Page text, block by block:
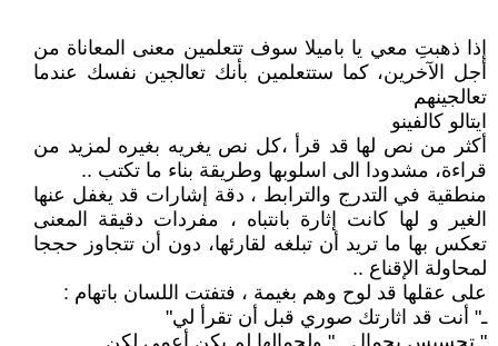
إذا ذهبتِ معي يا باميلا سوف تتعلمين معنى المعاناة من
أجل الآخرين، كما ستتعلمين بأنك تعالجين نفسك عندما
تعالجينهم
ايتالو كالفينو
أكثر من نص لها قد قرأ ،كل نص يغريه بغيره لمزيد من
قراءة، مشدودا الى اسلوبها وطريقة بناء ما تكتب ..
منطقية في التدرج والترابط ، دقة إشارات قد يغفل عنها
الغير و لها كانت إثارة بانتباه ، مفردات دقيقة المعنى
تعكس بها ما تريد أن تبلغه لقارئها، دون أن تتجاوز حججا
لمحاولة الإقناع ..
على عقلها قد لوح وهم بغيمة ، فتفتت اللسان باتهام :
ـ" أنت قد اثارتك صوري قبل أن تقرأ لي"